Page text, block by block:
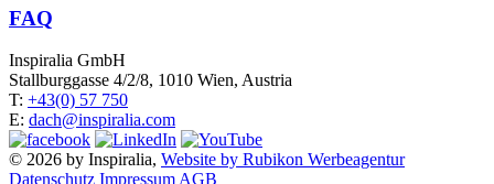
FAQ
Inspiralia GmbH
Stallburggasse 4/2/8, 1010 Wien, Austria
T: +43(0) 57 750
E: dach@inspiralia.com
© 2026 by Inspiralia, Website by Rubikon Werbeagentur
Datenschutz Impressum AGB